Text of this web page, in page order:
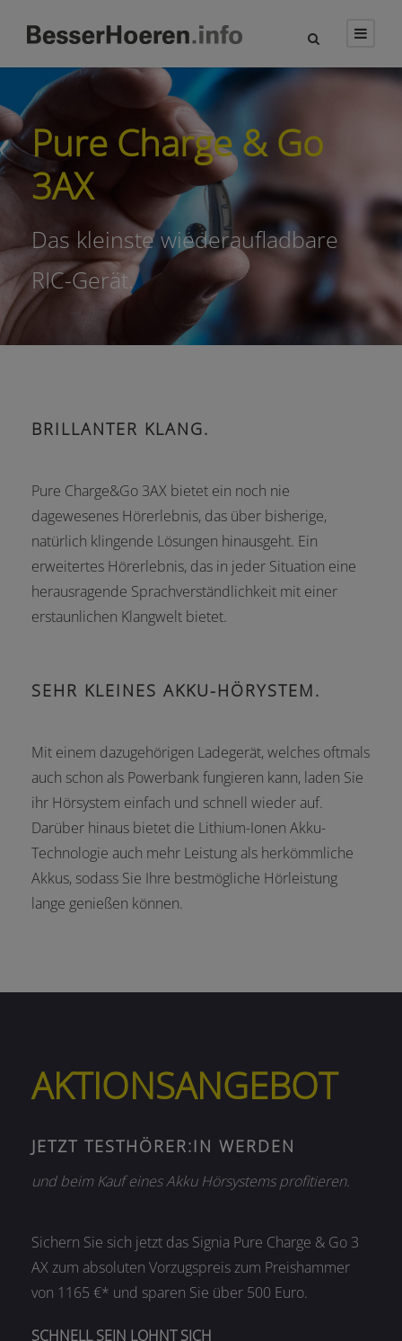
Pure Charge & Go
3AX
Das kleinste wiederaufladbare
RIC-Gerät.
BRILLANTER KLANG.
Pure Charge&Go 3AX bietet ein noch nie
dagewesenes Hörerlebnis, das über bisherige,
natürlich klingende Lösungen hinausgeht. Ein
erweitertes Hörerlebnis, das in jeder Situation eine
herausragende Sprachverständlichkeit mit einer
erstaunlichen Klangwelt bietet.
SEHR KLEINES AKKU-HÖRYSTEM.
Mit einem dazugehörigen Ladegerät, welches oftmals
auch schon als Powerbank fungieren kann, laden Sie
ihr Hörsystem einfach und schnell wieder auf.
Darüber hinaus bietet die Lithium-Ionen Akku-
Technologie auch mehr Leistung als herkömmliche
Akkus, sodass Sie Ihre bestmögliche Hörleistung
lange genießen können.
AKTIONSANGEBOT
JETZT TESTHÖRER:IN WERDEN
und beim Kauf eines Akku Hörsystems profitieren.
Sichern Sie sich jetzt das Signia Pure Charge & Go 3
AX zum absoluten Vorzugspreis zum Preishammer
von 1165 €* und sparen Sie über 500 Euro.
SCHNELL SEIN LOHNT SICH